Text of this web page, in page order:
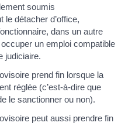
soumis
le détacher d’office,
dans un autre
occuper un emploi compatible
judiciaire.
prend fin lorsque la
réglée (c’est-à-dire que
le sanctionner ou non).
peut aussi prendre fin